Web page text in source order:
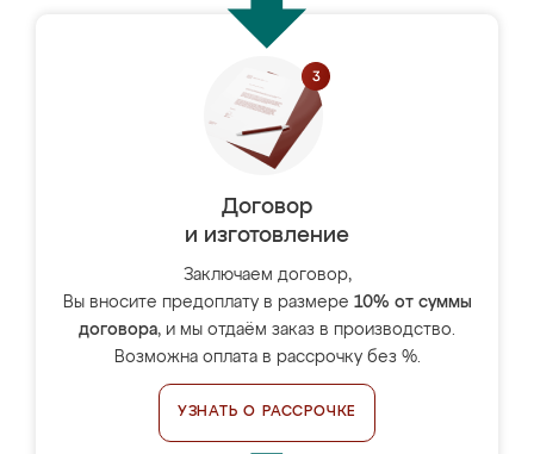
Договор
и изготовление
Заключаем договор,
Вы вносите предоплату в размере 10% от суммы
договора, и мы отдаём заказ в производство.
Возможна оплата в рассрочку без %.
УЗНАТЬ О РАССРОЧКЕ